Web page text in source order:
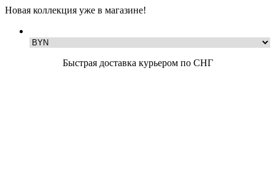
Новая коллекция уже в магазине!
Быстрая доставка курьером по СНГ